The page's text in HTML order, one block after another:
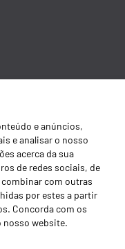
e anúncios,
e analisar o nosso
acerca da sua
de redes sociais, de
com outras
por estes a partir
Concorda com os
nosso website.